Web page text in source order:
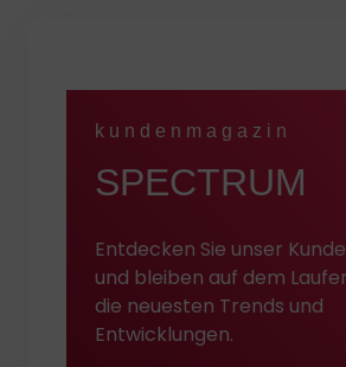
kundenmagazin
:
SPECTRUM
Entdecken Sie unser
und bleiben auf dem
die neuesten Trends und
Entwicklungen.